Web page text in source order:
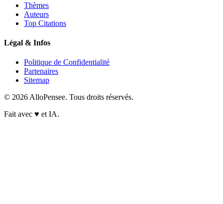
Thèmes
Auteurs
Top Citations
Légal & Infos
Politique de Confidentialité
Partenaires
Sitemap
© 2026 AlloPensee. Tous droits réservés.
Fait avec ♥ et IA.